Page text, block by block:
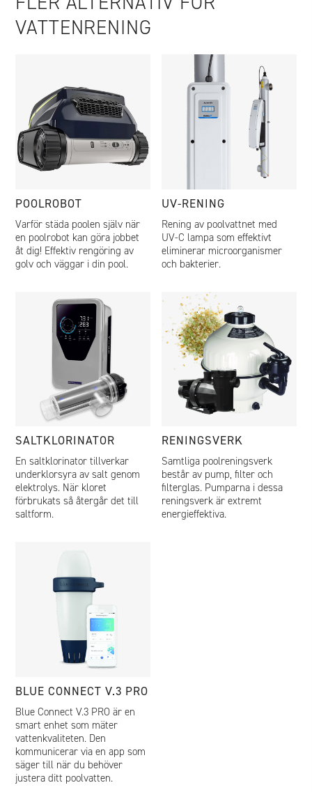
VATTENRENING
POOLROBOT
Varför städa poolen själv när
en poolrobot kan göra jobbet
åt dig! Effektiv rengöring av
golv och väggar i din pool.
UV-RENING
Rening av poolvattnet med
UV-C lampa som effektivt
eliminerar microorganismer
och bakterier.
SALTKLORINATOR
En saltklorinator tillverkar
underklorsyra av salt genom
elektrolys. När kloret
förbrukats så återgår det till
saltform.
RENINGSVERK
Samtliga poolreningsverk
består av pump, filter och
filterglas. Pumparna i dessa
reningsverk är extremt
energieffektiva.
BLUE CONNECT V.3 PRO
Blue Connect V.3 PRO är en
smart enhet som mäter
vattenkvaliteten. Den
kommunicerar via en app som
säger till när du behöver
justera ditt poolvatten.